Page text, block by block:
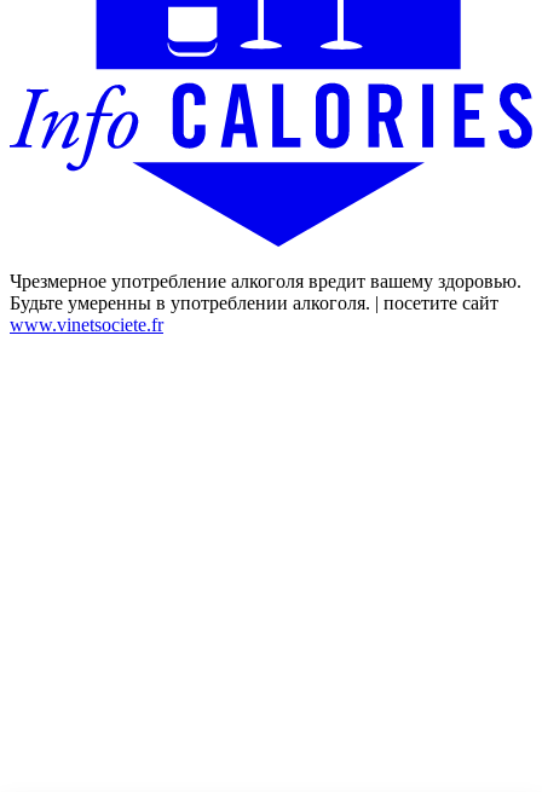
Чрезмерное употребление алкоголя вредит вашему здоровью.
Будьте умеренны в употреблении алкоголя. | посетите сайт
www.vinetsociete.fr